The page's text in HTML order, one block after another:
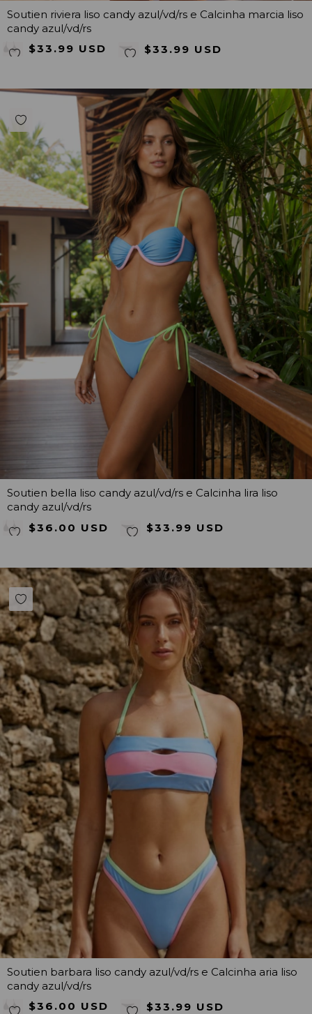
Soutien riviera liso candy azul/vd/rs e Calcinha marcia liso
candy azul/vd/rs
$33.99 USD
$33.99 USD
Soutien bella liso candy azul/vd/rs e Calcinha lira liso
candy azul/vd/rs
$36.00 USD
$33.99 USD
Soutien barbara liso candy azul/vd/rs e Calcinha aria liso
candy azul/vd/rs
$36.00 USD
$33.99 USD